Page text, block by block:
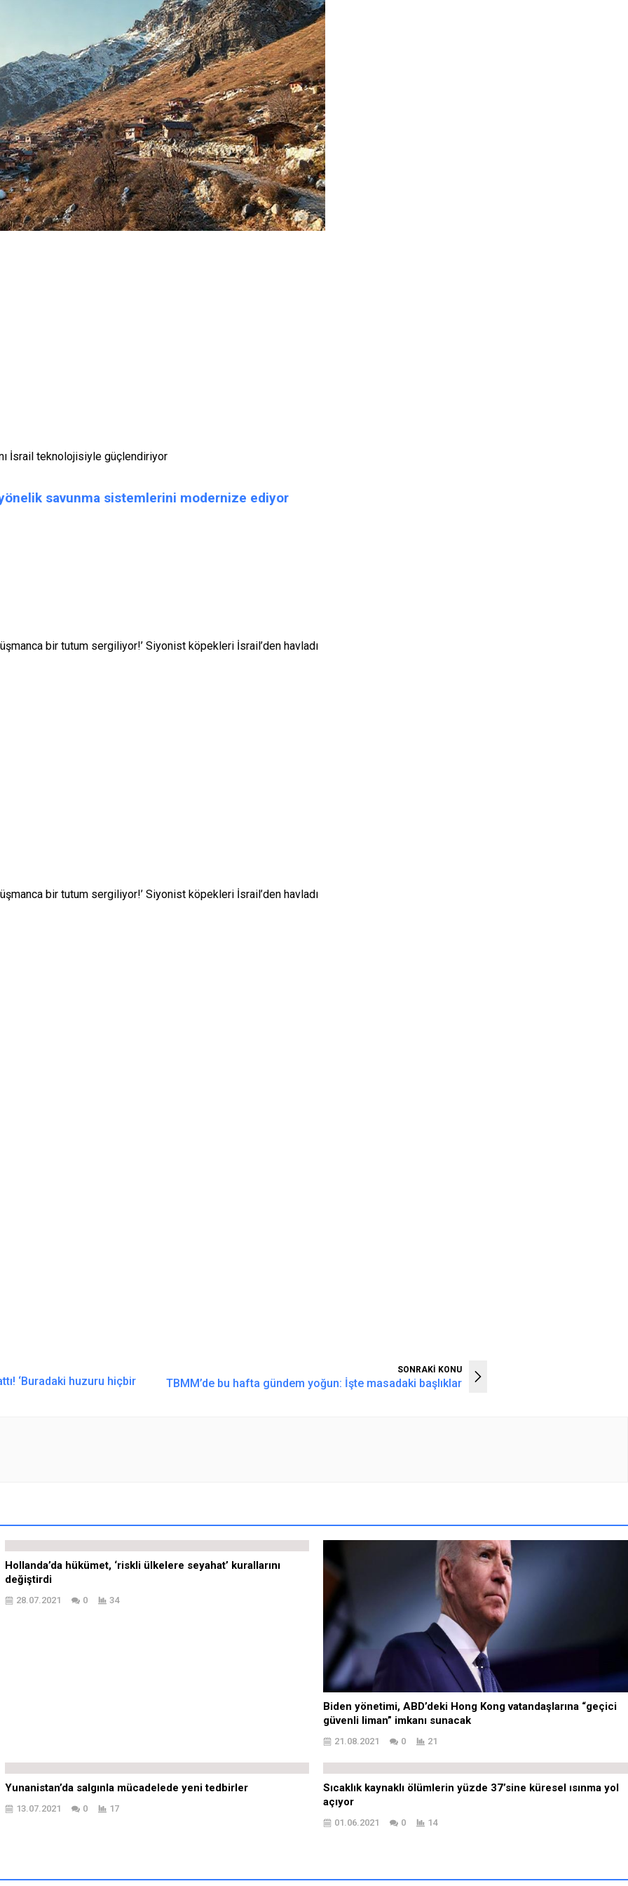
İsrail teknolojisiyle güçlendiriyor
yönelik savunma sistemlerini modernize ediyor
bir tutum sergiliyor!’ Siyonist köpekleri İsrail’den havladı
bir tutum sergiliyor!’ Siyonist köpekleri İsrail’den havladı
‘Buradaki huzuru hiçbir
SONRAKİ KONU
TBMM’de bu hafta gündem yoğun: İşte masadaki başlıklar
Hollanda’da hükümet, ‘riskli ülkelere seyahat’ kurallarını
değiştirdi
28.07.2021 0 34
Biden yönetimi, ABD’deki Hong Kong vatandaşlarına “geçici
güvenli liman” imkanı sunacak
21.08.2021 0 21
Yunanistan’da salgınla mücadelede yeni tedbirler
13.07.2021 0 17
Sıcaklık kaynaklı ölümlerin yüzde 37’sine küresel ısınma yol
açıyor
01.06.2021 0 14